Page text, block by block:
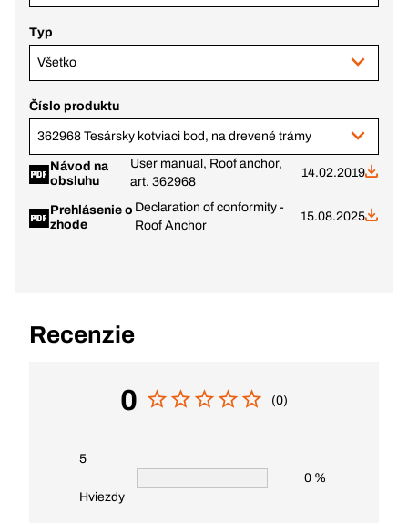
Typ
Všetko
Číslo produktu
362968 Tesársky kotviaci bod, na drevené trámy
Návod na
obsluhu
User manual, Roof anchor,
art. 362968
14.02.2019
Prehlásenie o
zhode
Declaration of conformity -
Roof Anchor
15.08.2025
Recenzie
0 (0)
5
Hviezdy
0 %